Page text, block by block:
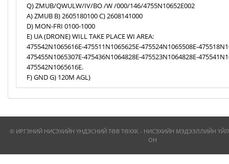
Q) ZMUB/QWULW/IV/BO /W /000/146/4755N10652E002
A) ZMUB B) 2605180100 C) 2608141000
D) MON-FRI 0100-1000
E) UA (DRONE) WILL TAKE PLACE WI AREA:
475542N1065616E-475511N1065625E-475524N1065508E-
475455N1065307E-475436N1064828E-475523N1064828E-
475542N1065616E.
F) GND G) 120M AGL)
© ИРГЭНИЙ НИСЭХИЙН ҮНДЭСНИЙ ТӨВ ТӨХХК - НИСЭХИЙН МЭДЭЭЛЛИЙН
ОН